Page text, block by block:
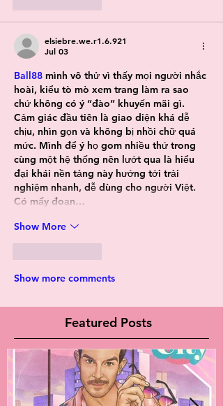
elsiebre.we.r1.6.921
Jul 03
Ball88 mình vô thử vì thấy mọi người nhắc
hoài, kiểu tò mò xem trang làm ra sao
chứ không có ý “đào” khuyến mãi gì.
Cảm giác đầu tiên là giao diện khá dễ
chịu, nhìn gọn và không bị nhồi chữ quá
mức. Mình để ý họ gom nhiều thứ trong
cùng một hệ thống nên lướt qua là hiểu
đại khái nền tảng này hướng tới trải
nghiệm nhanh, dễ dùng cho người Việt.
Có mấy đoạn…
Show More
Show more comments
Featured Posts